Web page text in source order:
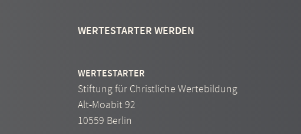
WERTESTARTER WERDEN
WERTESTARTER
Stiftung für Christliche Wertebildung
Alt-Moabit 92
10559 Berlin